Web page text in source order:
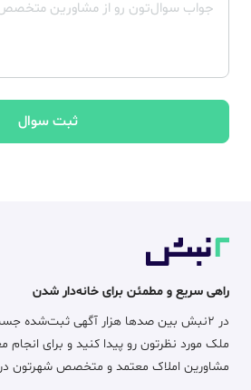
ثبت سوال
راهی سریع و مطمئن برای خانه‌دار شدن
در ۲نبش بین صدها هزار آگهی ثبت‌شده
ملک مورد نظرتون رو پیدا کنید و برای انجام
مشاورین املاک معتمد و متخصص شهرتون در